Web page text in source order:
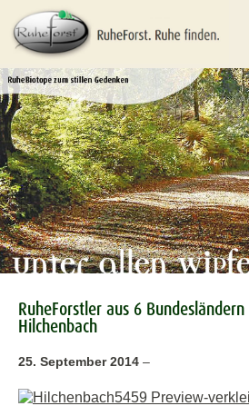
RuheForstler aus 6
Hilchenbach
25. September 2014 –